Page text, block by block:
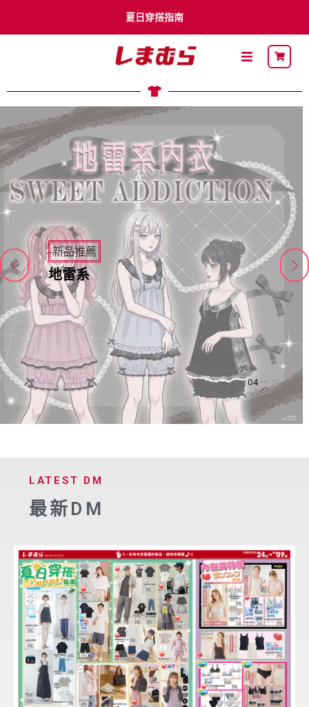
夏日穿搭指南
李多慧 x Shimamura
卡通明星
最新DM
關於思夢樂
流行穿搭
自有品牌
聯名品牌
社員募集
店舖情報
新品推薦
地雷系
04 10
LATEST DM
最新DM